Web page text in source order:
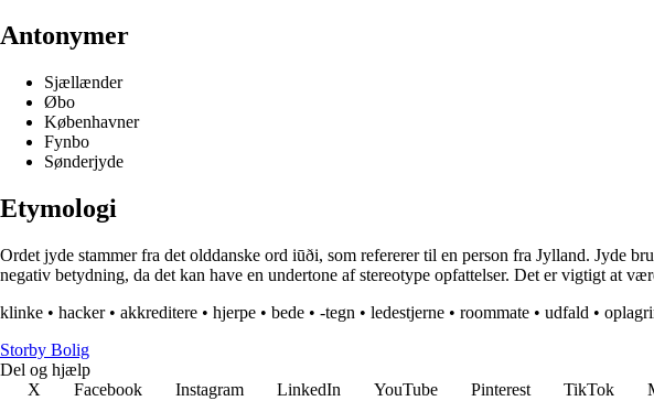
Antonymer
Sjællænder
Øbo
Københavner
Fynbo
Sønderjyde
Etymologi
Ordet jyde stammer fra det olddanske ord iūði, som refererer til en person fra Jylland. Jyde
negativ betydning, da det kan have en undertone af stereotype opfattelser. Det er vigtigt at
klinke • hacker• akkreditere • hjerpe • bede • -tegn • ledestjerne • roommate • udfald •
Storby Bolig
Del og hjælp
X
Facebook Instagram LinkedIn YouTube Pinterest TikTok